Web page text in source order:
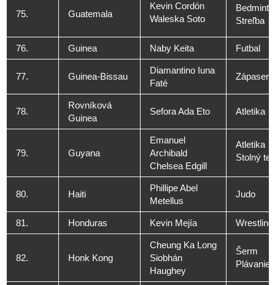
75. Guatemala
Kevin Cordón
Waleska Soto
Streľba
76. Guinea Naby Keita Futbal
77. Guinea-Bissau
Diamantino Iuna
Faté
78.
Rovníková
Guinea
Sefora Ada Eto Atletika
79. Guyana
Emanuel
Archibald
Chelsea Edgill
Atletika
Stolný
80. Haiti
Phillipe Abel
Metellus
Judo
81. Honduras Kevin Mejía Wrestling
82. Honk Kong
Cheung Ka Long
Siobhán
Haughey
Šerm
Plávanie